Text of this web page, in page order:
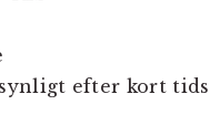
efter kort tids